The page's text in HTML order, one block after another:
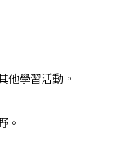
他學習活動。
。